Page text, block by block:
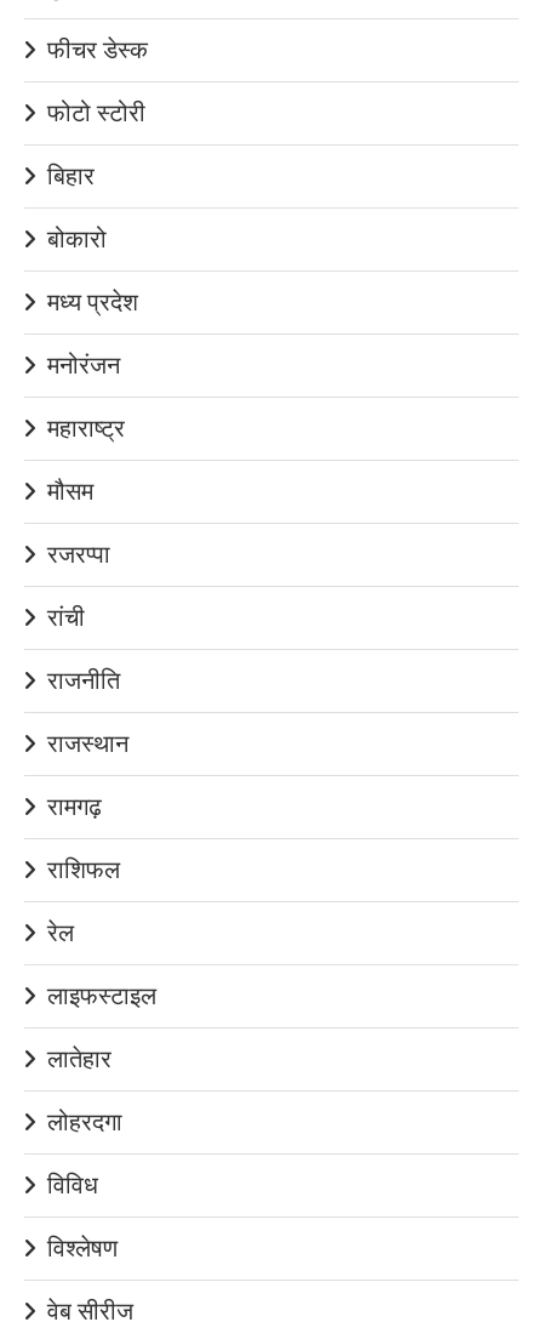
फीचर डेस्क
फोटो स्टोरी
बिहार
बोकारो
मध्य प्रदेश
मनोरंजन
महाराष्ट्र
मौसम
रजरप्पा
रांची
राजनीति
राजस्थान
रामगढ़
राशिफल
रेल
लाइफस्टाइल
लातेहार
लोहरदगा
विविध
विश्लेषण
वेब सीरीज